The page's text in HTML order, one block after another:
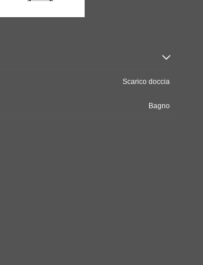
Scarico doccia
Bagno